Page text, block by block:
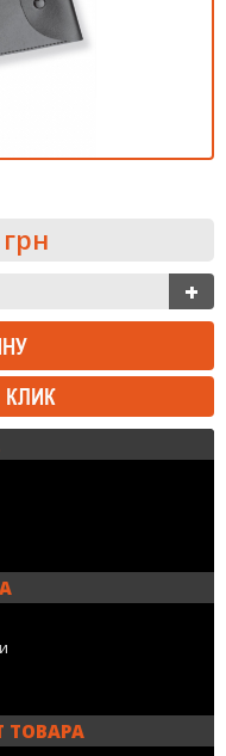
КЛИК
ТОВАРА